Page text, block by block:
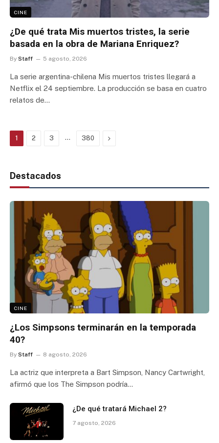
CINE
¿De qué trata Mis muertos tristes, la serie
basada en la obra de Mariana Enriquez?
By Staff 5 agosto, 2026
La serie argentina-chilena Mis muertos tristes llegará a
Netflix el 24 septiembre. La producción se basa en cuatro
relatos de…
1 2 3 … 380 Next
Destacados
CINE
¿Los Simpsons terminarán en la temporada
40?
By Staff 8 agosto, 2026
La actriz que interpreta a Bart Simpson, Nancy Cartwright,
afirmó que los The Simpson podría…
¿De qué tratará Michael 2?
7 agosto, 2026